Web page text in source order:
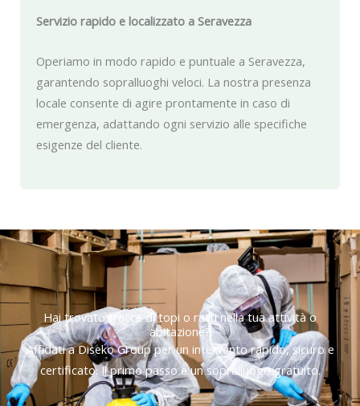
Servizio rapido e localizzato a Seravezza
Operiamo in modo rapido e puntuale a Seravezza,
garantendo sopralluoghi veloci. La nostra presenza
locale consente di agire prontamente in caso di
emergenza, adattando ogni servizio alle specifiche
esigenze del cliente.
Hai trovato tracce di topi o ratti nella tua attività o
abitazione?
Affidati a Diseko Group per un intervento rapido, sicuro e
certificato. Il primo passo è un sopralluogo gratuito.